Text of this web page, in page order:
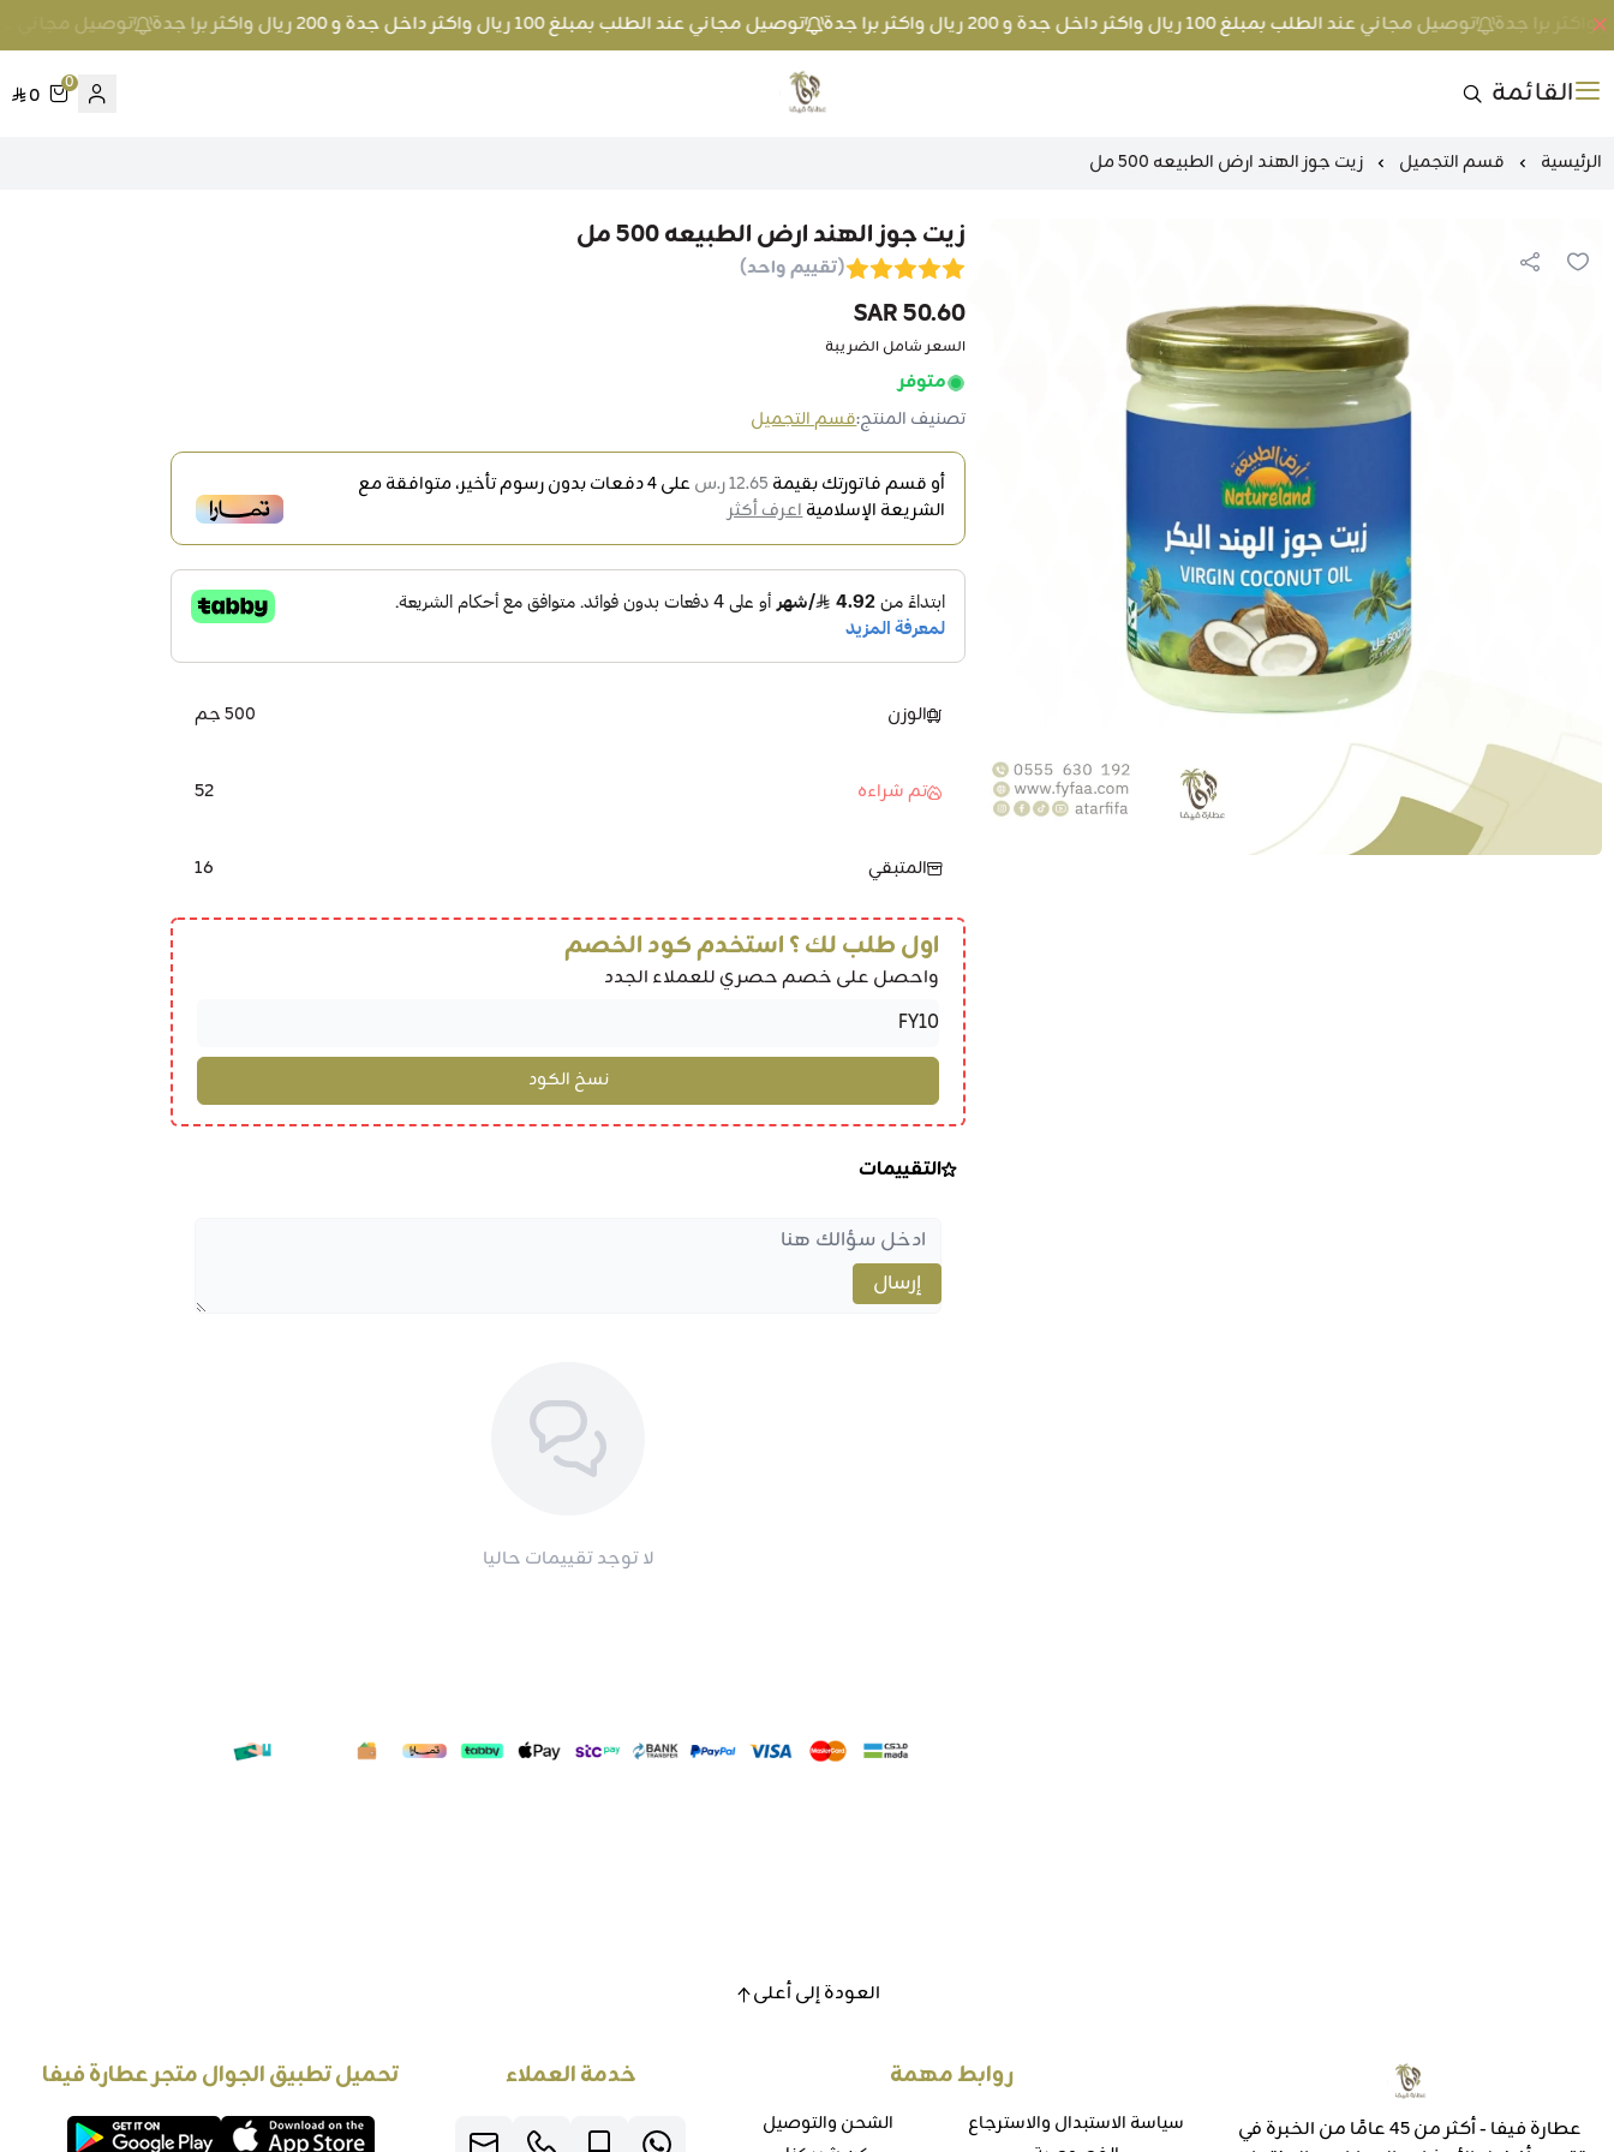
توصيل مجاني عند الطلب بمبلغ 100 ريال واكثر داخل جدة و 200 ريال واكثر برا جدة توصيل مجاني عند الطلب بمبلغ 100 ريال واكثر داخل جدة و 200 ريال واكثر برا جدة توصيل مجاني عند الطلب بمبلغ 100 ريال
القائمة متجر عطارة فيفا
0
0
الرئيسية قسم التجميل زيت جوز الهند ارض الطبيعه 500 مل
زيت جوز الهند ارض الطبيعه 500 مل
(تقييم واحد)
50.60 SAR
السعر شامل الضريبة
متوفر
تصنيف المنتج:قسم التجميل
أو قسم فاتورتك بقيمة 12.65 ر.س على4دفعات بدون رسوم تأخير، متوافقة مع
الشريعة الإسلاميةاعرف أكثر
الوزن 500 جم
تم شراءه 52
المتبقي 16
اول طلب لك ؟ استخدم كود الخصم
واحصل على خصم حصري للعملاء الجدد
التقييمات
إرسال
لا توجد تقييمات حاليا
العودة إلى أعلى
عطارة فيفا - أكثر من 45 عامًا من الخبرة في
روابط مهمة
سياسة الاستبدال والاسترجاع
الشحن والتوصيل
خدمة العملاء تحميل تطبيق الجوال متجر عطارة فيفا